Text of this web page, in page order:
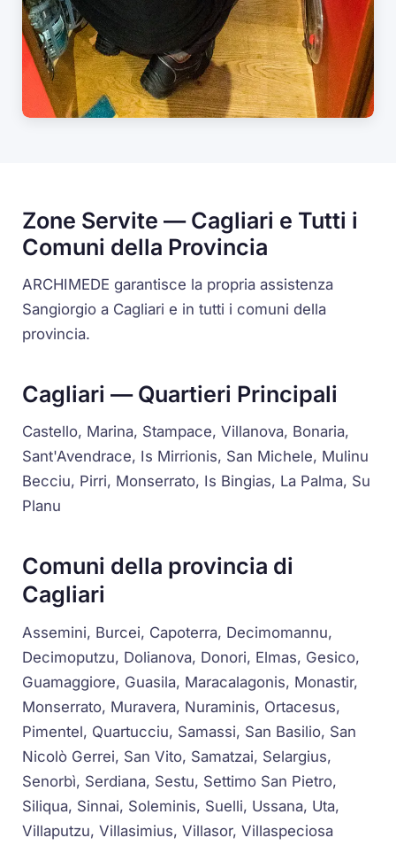
Zone Servite — Cagliari e Tutti i
Comuni della Provincia
ARCHIMEDE garantisce la propria assistenza
Sangiorgio a Cagliari e in tutti i comuni della
provincia.
Cagliari — Quartieri Principali
Castello, Marina, Stampace, Villanova, Bonaria,
Sant'Avendrace, Is Mirrionis, San Michele, Mulinu
Becciu, Pirri, Monserrato, Is Bingias, La Palma, Su
Planu
Comuni della provincia di
Cagliari
Assemini, Burcei, Capoterra, Decimomannu,
Decimoputzu, Dolianova, Donori, Elmas, Gesico,
Guamaggiore, Guasila, Maracalagonis, Monastir,
Monserrato, Muravera, Nuraminis, Ortacesus,
Pimentel, Quartucciu, Samassi, San Basilio, San
Nicolò Gerrei, San Vito, Samatzai, Selargius,
Senorbì, Serdiana, Sestu, Settimo San Pietro,
Siliqua, Sinnai, Soleminis, Suelli, Ussana, Uta,
Villaputzu, Villasimius, Villasor, Villaspeciosa